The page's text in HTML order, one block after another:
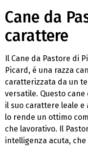
Cane da
carattere
Il Cane da Pastore di
Picard, è una razza
caratterizzata da un
versatile. Questo
il suo carattere leale
lo rende un ottimo
che lavorativo. Il
intelligenza acuta,